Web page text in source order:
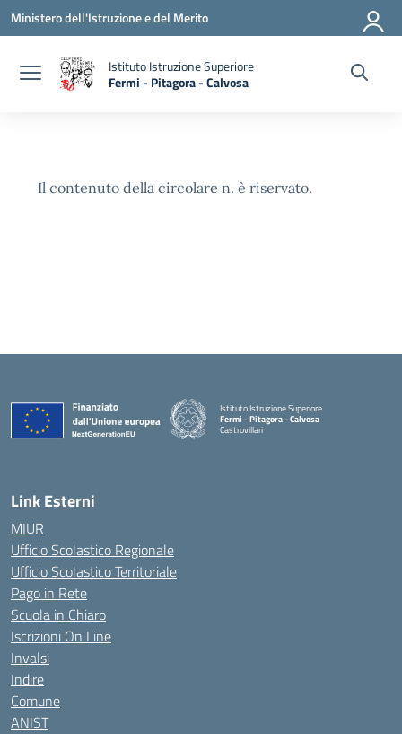
Vai ai contenuti
Vai al menu di navigazione
Vai al footer
Ministero dell'Istruzione e del Merito
Istituto Istruzione Superiore
Fermi - Pitagora - Calvosa
— Visita la pagina iniziale della scuola
Il contenuto della circolare n. è riservato.
Istituto Istruzione Superiore
Fermi - Pitagora - Calvosa
Castrovillari
Link Esterni
MIUR
Ufficio Scolastico Regionale
Ufficio Scolastico Territoriale
Pago in Rete
Scuola in Chiaro
Iscrizioni On Line
Invalsi
Indire
Comune
ANIST